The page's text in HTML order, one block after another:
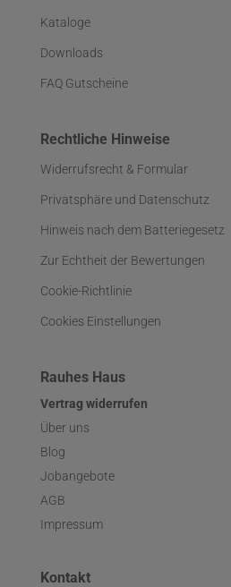
Kataloge
Downloads
FAQ Gutscheine
Rechtliche Hinweise
Widerrufsrecht & Formular
Privatsphäre und Datenschutz
Hinweis nach dem Batteriegesetz
Zur Echtheit der Bewertungen
Cookie-Richtlinie
Cookies Einstellungen
Rauhes Haus
Vertrag widerrufen
Über uns
Blog
Jobangebote
AGB
Impressum
Kontakt